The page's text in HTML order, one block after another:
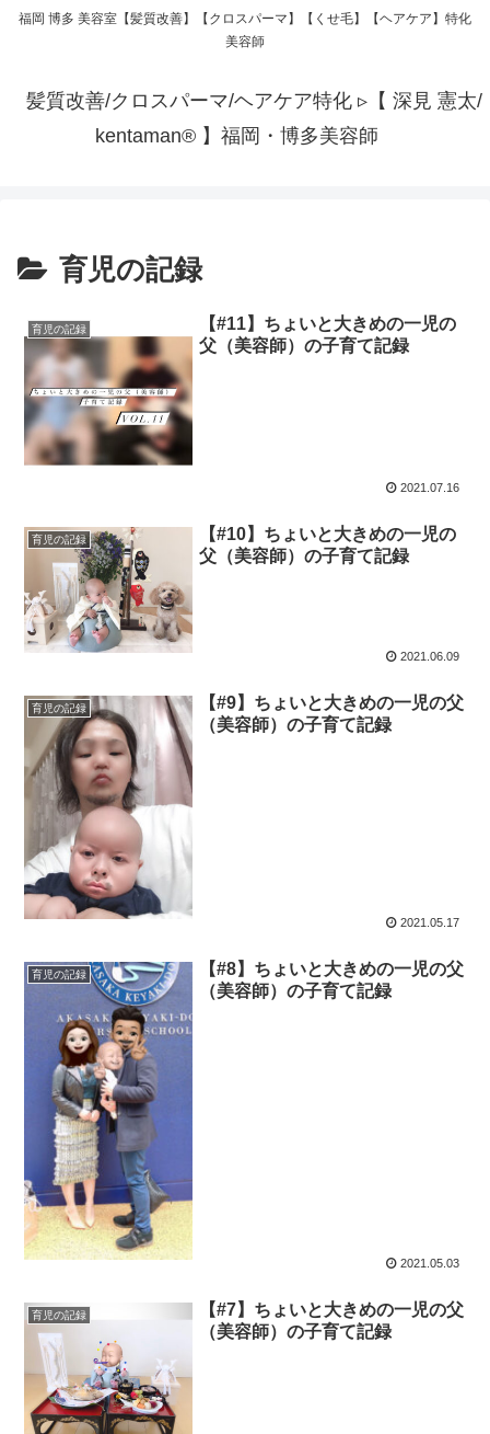
福岡 博多 美容室【髪質改善】【クロスパーマ】【くせ毛】【ヘアケア】特化
美容師
髪質改善/クロスパーマ/ヘアケア特化 ▹【 深見 憲太/
kentaman®︎ 】福岡・博多美容師
育児の記録
育児の記録
【#11】ちょいと大きめの一児の
父（美容師）の子育て記録
2021.07.16
育児の記録
【#10】ちょいと大きめの一児の
父（美容師）の子育て記録
2021.06.09
育児の記録
【#9】ちょいと大きめの一児の父
（美容師）の子育て記録
2021.05.17
育児の記録
【#8】ちょいと大きめの一児の父
（美容師）の子育て記録
2021.05.03
育児の記録
【#7】ちょいと大きめの一児の父
（美容師）の子育て記録